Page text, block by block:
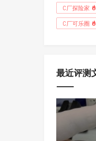
C厂探险家
C厂可乐圈
最近评测